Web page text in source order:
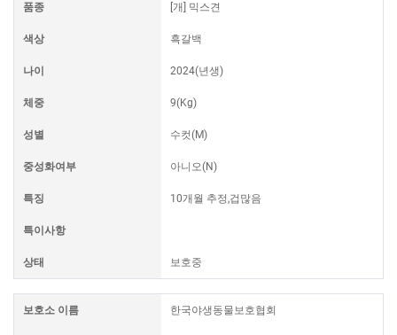
품종 [개] 믹스견
색상 흑갈백
나이 2024(년생)
체중 9(Kg)
성별 수컷(M)
중성화여부 아니오(N)
특징 10개월 추정,겁많음
특이사항
상태 보호중
보호소 이름 한국야생동물보호협회